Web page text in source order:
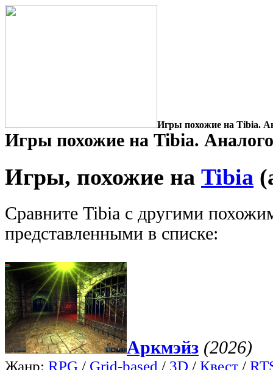
Игры похожие на Tibia.
Игры похожие на Tibia.
Игры, похожие на Tibia
Сравните Tibia с другими
представленными в списке:
Аркмэйз (2026)
Жанр: RPG / Grid-based / 3D / Квест /